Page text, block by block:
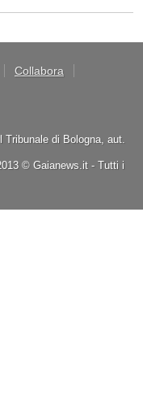
Collabora
di Bologna, aut.
© Gaianews.it - Tutti i